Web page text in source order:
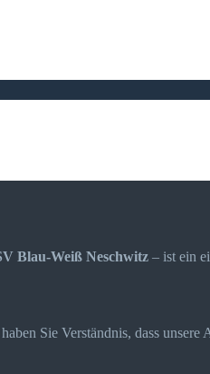
Blau-Weiß Neschwitz– ist ein
Sie Verständnis, dass